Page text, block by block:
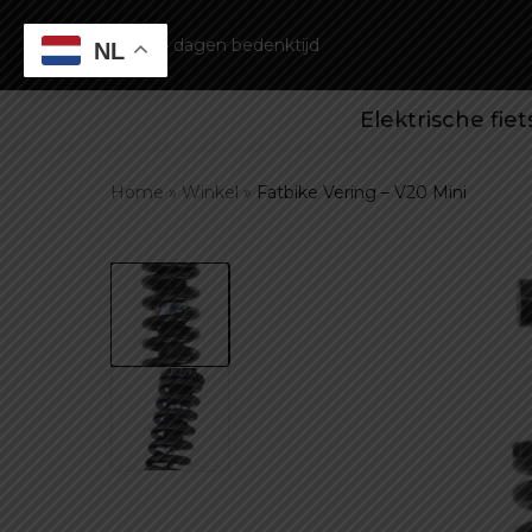
14 dagen bedenktijd
Elektrische
Home » Winkel » Fatbike Vering – V20 Mini
NL